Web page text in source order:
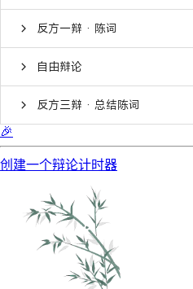
反方一辩 · 陈词
自由辩论
反方三辩 · 总结陈词
🎉
创建一个辩论计时器